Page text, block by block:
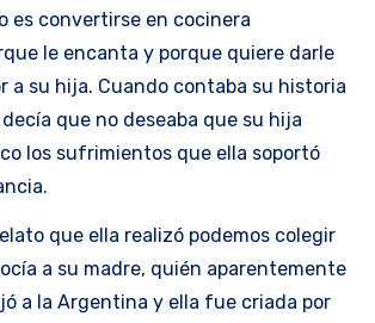
es convertirse en cocinera
le encanta y porque quiere darle
a su hija. Cuando contaba su historia
que no deseaba que su hija
los sufrimientos que ella soportó
que ella realizó podemos colegir
a su madre, quién aparentemente
a la Argentina y ella fue criada por